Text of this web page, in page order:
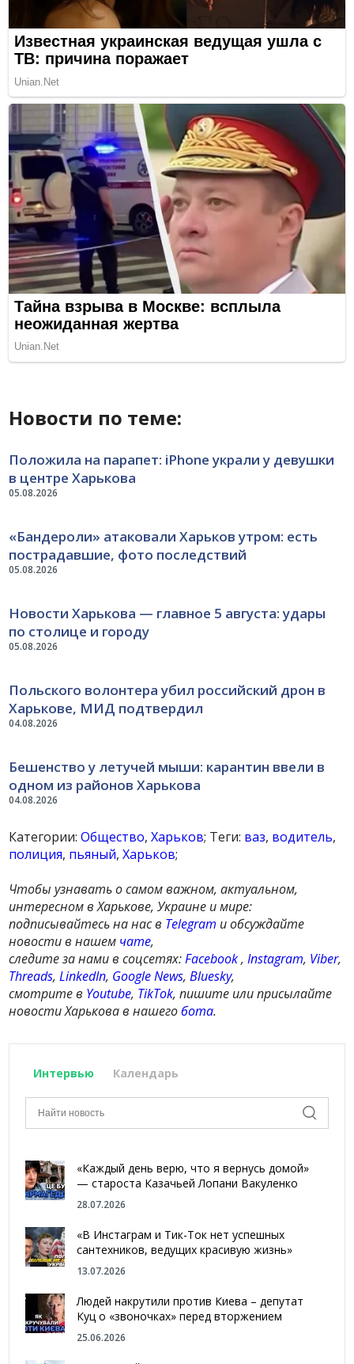
Новости по теме:
05.08.2026
Положила на парапет: iPhone украли у девушки
в центре Харькова
05.08.2026
«Бандероли» атаковали Харьков утром: есть
пострадавшие, фото последствий
05.08.2026
Новости Харькова — главное 5 августа: удары
по столице и городу
04.08.2026
Польского волонтера убил российский дрон в
Харькове, МИД подтвердил
04.08.2026
Бешенство у летучей мыши: карантин ввели в
одном из районов Харькова
Категории:Общество,Харьков; Теги: ваз, водитель,
полиция, пьяный,Харьков;
Чтобы узнавать о самом важном, актуальном,
интересном в Харькове, Украине и мире:
подписывайтесь на нас в Telegram и обсуждайте
новости в нашем чате,
следите за нами в соцсетях:Facebook,Instagram, Viber,
Threads,LinkedIn, Google News,Bluesky,
смотрите в Youtube, TikTok, пишите или присылайте
новости Харькова в нашегобота.
Интервью Календарь
«Каждый день верю, что я вернусь домой»
— староста Казачьей Лопани Вакуленко
28.07.2026
«В Инстаграм и Тик-Ток нет успешных
сантехников, ведущих красивую жизнь»
13.07.2026
Людей накрутили против Киева – депутат
Куц о «звоночках» перед вторжением
25.06.2026